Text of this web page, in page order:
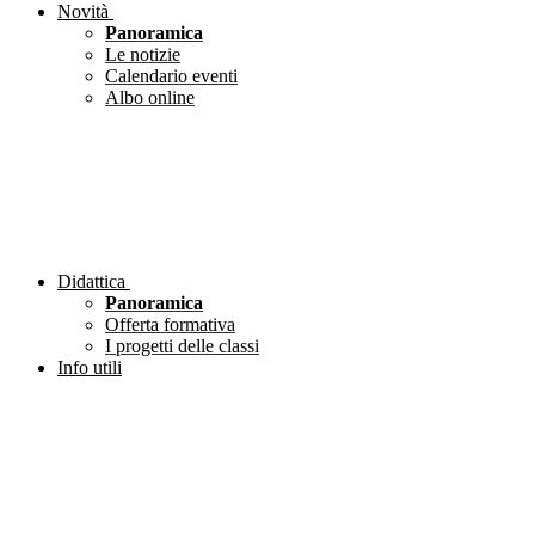
Novità
Panoramica
Le notizie
Calendario eventi
Albo online
Didattica
Panoramica
Offerta formativa
I progetti delle classi
Info utili